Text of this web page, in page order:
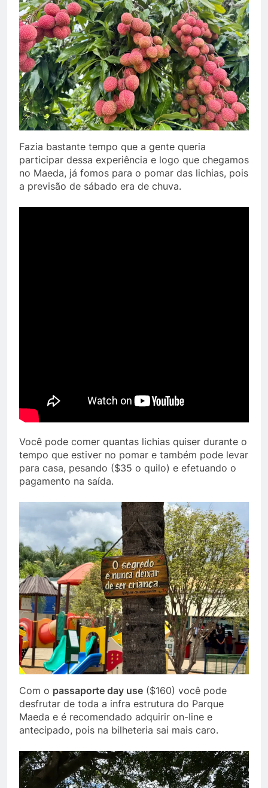
Fazia bastante tempo que a gente queria
participar dessa experiência e logo que chegamos
no Maeda, já fomos para o pomar das lichias, pois
a previsão de sábado era de chuva.
Você pode comer quantas lichias quiser durante o
tempo que estiver no pomar e também pode levar
para casa, pesando ($35 o quilo) e efetuando o
pagamento na saída.
Com o passaporte day use ($160) você pode
desfrutar de toda a infra estrutura do Parque
Maeda e é recomendado adquirir on-line e
antecipado, pois na bilheteria sai mais caro.